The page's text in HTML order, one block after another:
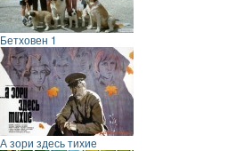
Бетховен 1
А зори здесь тихие